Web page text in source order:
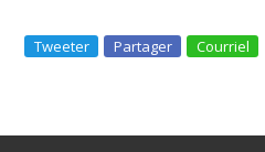
Tweeter Partager Courriel